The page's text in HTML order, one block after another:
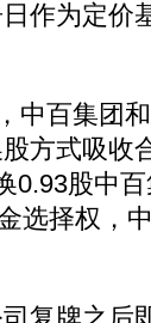
作为定价
百集团和
方式吸收
0.93股中
选择权，